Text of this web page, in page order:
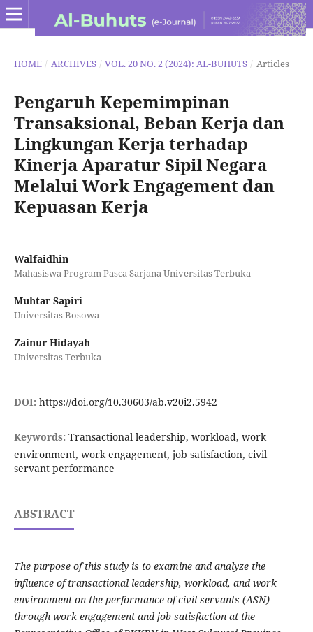
HOME / ARCHIVES / VOL. 20 NO. 2 (2024): AL-BUHUTS / Articles
Pengaruh Kepemimpinan
Transaksional, Beban Kerja dan
Lingkungan Kerja terhadap
Kinerja Aparatur Sipil Negara
Melalui Work Engagement dan
Kepuasan Kerja
Walfaidhin
Mahasiswa Program Pasca Sarjana Universitas Terbuka
Muhtar Sapiri
Universitas Bosowa
Zainur Hidayah
Universitas Terbuka
DOI: https://doi.org/10.30603/ab.v20i2.5942
Keywords: Transactional leadership, workload, work
environment, work engagement, job satisfaction, civil
servant performance
ABSTRACT
The purpose of this study is to examine and analyze the
influence of transactional leadership, workload, and work
environment on the performance of civil servants (ASN)
through work engagement and job satisfaction at the